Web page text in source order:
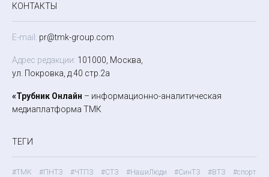
КОНТАКТЫ
E-mail: pr@tmk-group.com
Адрес редакции: 101000, Москва,
ул. Покровка, д.40 стр.2а
«Трубник Онлайн – информационно-аналитическая
медиаплатформа ТМК
ТЕГИ
#ТМК #ПНТЗ #ЧТПЗ #СТЗ #НашиЛюди #СинТЗ #ВТЗ #спорт